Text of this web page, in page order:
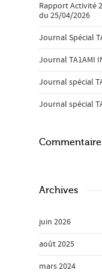
Rapport Activité
du 25/04/2026
Journal Spécial
Journal TA1AMI
Journal spécial
Journal spécial
Archives
juin 2026
août 2025
mars 2024